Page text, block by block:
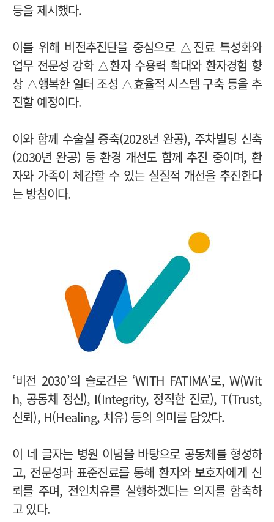
등을 제시했다.
이를 위해 비전추진단을 중심으로 △진료 특성화와
업무 전문성 강화 △환자 수용력 확대와 환자경험 향
상 △행복한 일터 조성 △효율적 시스템 구축 등을 추
진할 예정이다.
이와 함께 수술실 증축(2028년 완공), 주차빌딩 신축
(2030년 완공) 등 환경 개선도 함께 추진 중이며, 환
자와 가족이 체감할 수 있는 실질적 개선을 추진한다
는 방침이다.
‘비전 2030’의 슬로건은 ‘WITH FATIMA’로, W(Wit
h, 공동체 정신), I(Integrity, 정직한 진료), T(Trust,
신뢰), H(Healing, 치유) 등의 의미를 담았다.
이 네 글자는 병원 이념을 바탕으로 공동체를 형성하
고, 전문성과 표준진료를 통해 환자와 보호자에게 신
뢰를 주며, 전인치유를 실행하겠다는 의지를 함축하
고 있다.